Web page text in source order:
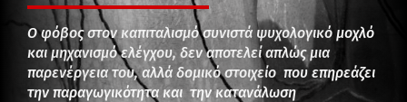
Ο φόβος στον καπιταλισμό συνιστά ψυχολογικό μοχλό
και μηχανισμό ελέγχου, δεν αποτελεί απλώς μια
παρενέργεια του, αλλά δομικό στοιχείο που επηρεάζει
την παραγωγικότητα και την κατανάλωση